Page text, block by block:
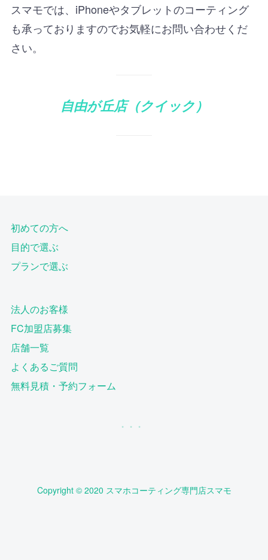
スマモでは、iPhoneやタブレットのコーティング
も承っておりますのでお気軽にお問い合わせくだ
さい。
自由が丘店（クイック）
初めての方へ
目的で選ぶ
プランで選ぶ
法人のお客様
FC加盟店募集
店舗一覧
よくあるご質問
無料見積・予約フォーム
Copyright © 2020 スマホコーティング専門店スマモ